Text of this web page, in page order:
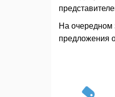
На очередном
предложения